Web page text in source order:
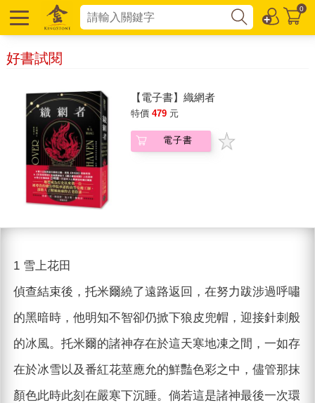
0
好書試閱
【電子書】織網者
特價 479 元
電子書
1 雪上花田
偵查結束後，托米爾繞了遠路返回，在努力跋涉過呼嘯
的黑暗時，他明知不智卻仍掀下狼皮兜帽，迎接針刺般
的冰風。托米爾的諸神存在於這天寒地凍之間，一如存
在於冰雪以及番紅花莖應允的鮮豔色彩之中，儘管那抹
顏色此時此刻在嚴寒下沉睡。倘若這是諸神最後一次環